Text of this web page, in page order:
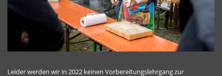
Leider werden wir in 2022 keinen Vorbereitungslehrgang zur